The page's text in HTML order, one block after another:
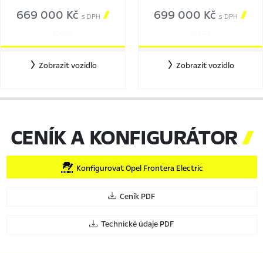
669 000 Kč s DPH 
Zobrazit vozidlo
699 000 Kčs DPH 
Zobrazit vozidlo
CENÍK A KONFIGURÁTOR
Konfigurovat Opel Frontera Electric
Ceník PDF
Technické údaje PDF